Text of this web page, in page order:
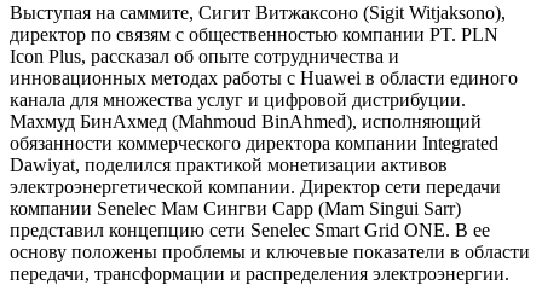
Выступая на саммите, Сигит Витжаксоно (Sigit Witjaksono),
директор по связям с общественностью компании PT. PLN
Icon Plus, рассказал об опыте сотрудничества и
инновационных методах работы с Huawei в области единого
канала для множества услуг и цифровой дистрибуции.
Махмуд БинАхмед (Mahmoud BinAhmed), исполняющий
обязанности коммерческого директора компании Integrated
Dawiyat, поделился практикой монетизации активов
электроэнергетической компании. Директор сети передачи
компании Senelec Мам Сингви Сарр (Mam Singui Sarr)
представил концепцию сети Senelec Smart Grid ONE. В ее
основу положены проблемы и ключевые показатели в области
передачи, трансформации и распределения электроэнергии.